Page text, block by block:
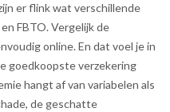
er flink wat verschillende
FBTO. Vergelijk de
online. En dat voel je in
goedkoopste verzekering
hangt af van variabelen als
de geschatte